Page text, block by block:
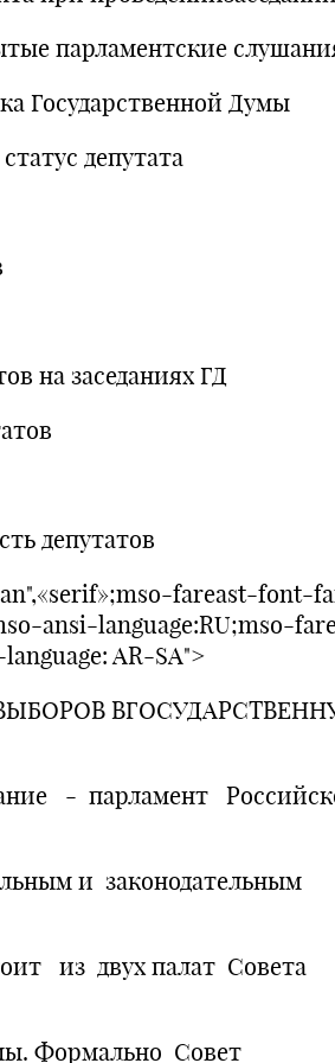
парламентские
Государственной Думы
депутата
на заседаниях ГД
депутатов
fareast-font-
ansi-language:RU;mso-
AR-SA">
- парламент
и законодательным
из двух палат Совета
Формально Совет